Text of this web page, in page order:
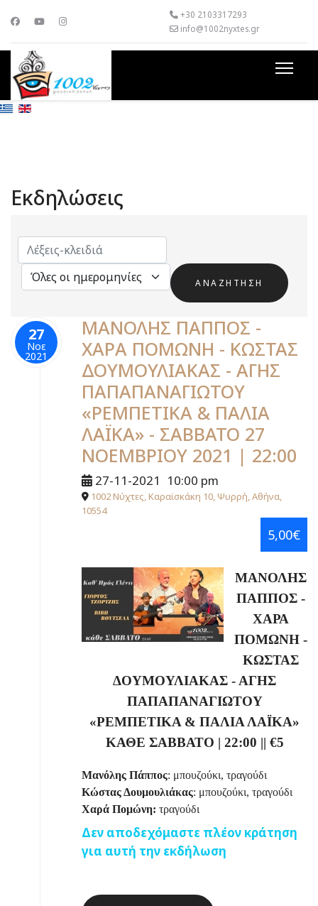
+30 2103317293
info@1002nyxtes.gr
Εκδηλώσεις
27
Νοε
2021
ΜΑΝΟΛΗΣ ΠΑΠΠΟΣ -
ΧΑΡΑ ΠΟΜΩΝΗ - ΚΩΣΤΑΣ
ΔΟΥΜΟΥΛΙΑΚΑΣ - ΑΓΗΣ
ΠΑΠΑΠΑΝΑΓΙΩΤΟΥ
«ΡΕΜΠΕΤΙΚΑ & ΠΑΛΙΑ
ΛΑΪΚΑ» - ΣΑΒΒΑΤΟ 27
ΝΟΕΜΒΡΙΟΥ 2021 | 22:00
27-11-2021 10:00 pm
1002 Νύχτες, Καραϊσκάκη 10, Ψυρρή, Αθήνα,
10554
5,00€
ΜΑΝΟΛΗΣ
ΠΑΠΠΟΣ -
ΧΑΡΑ
ΠΟΜΩΝΗ -
ΚΩΣΤΑΣ
ΔΟΥΜΟΥΛΙΑΚΑΣ - ΑΓΗΣ
ΠΑΠΑΠΑΝΑΓΙΩΤΟΥ
«ΡΕΜΠΕΤΙΚΑ & ΠΑΛΙΑ ΛΑΪΚΑ»
ΚΑΘΕ ΣΑΒΒΑΤΟ | 22:00 || €5
Μανόλης Πάππος: μπουζούκι, τραγούδι
Κώστας Δουμουλιάκας: μπουζούκι, τραγούδι
Χαρά Πομώνη: τραγούδι
Δεν αποδεχόμαστε πλέον κράτηση
για αυτή την εκδήλωση